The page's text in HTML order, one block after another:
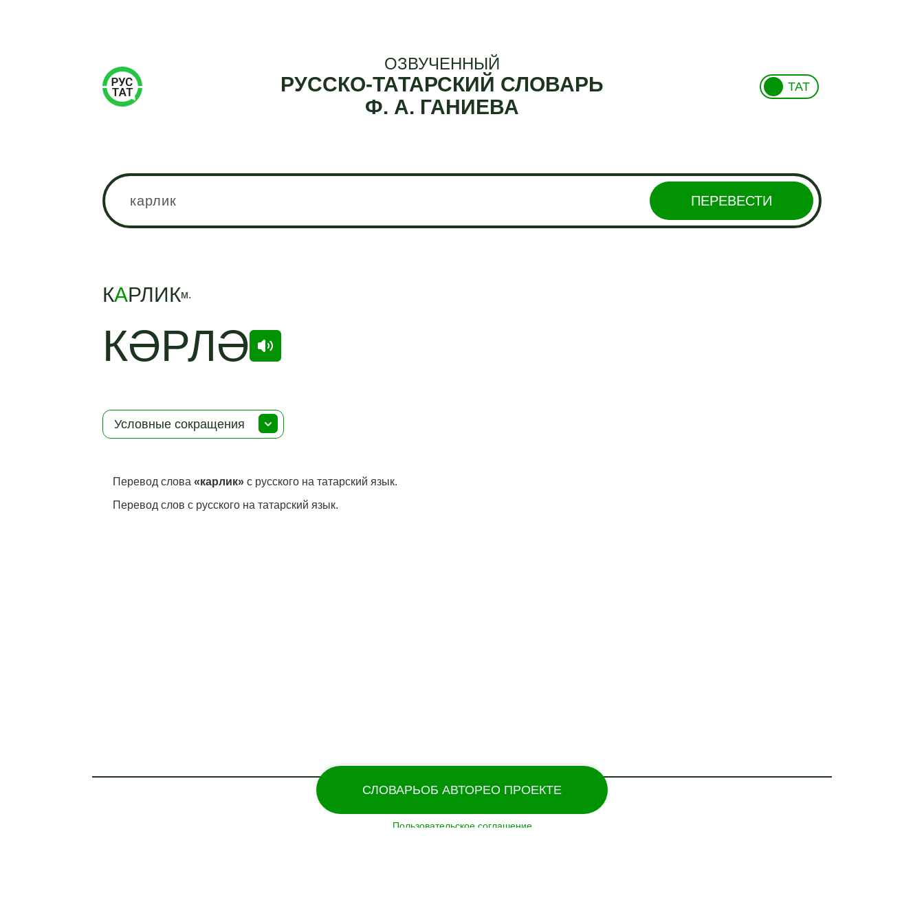
СЛОВАРЬОБ АВТОРЕО ПРОЕКТЕ
ОЗВУЧЕННЫЙ
РУССКО-ТАТАРСКИЙ СЛОВАРЬ
Ф. А. ГАНИЕВА
ТАТ
ПЕРЕВЕСТИ
КАРЛИКм.
КӘРЛӘ
Условные сокращения
Перевод слова«карлик» с русского на татарский язык.
Перевод слов с русского на татарский язык.
Пользовательское соглашение